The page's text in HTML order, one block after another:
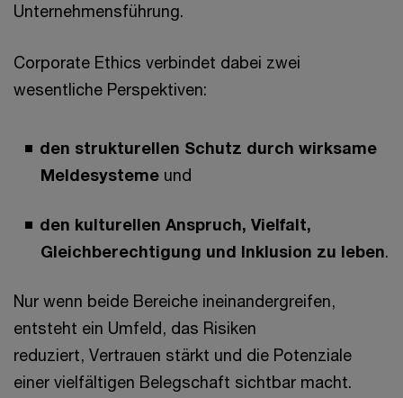
Unternehmensführung.
Corporate Ethics verbindet dabei zwei
wesentliche Perspektiven:
den strukturellen Schutz durch wirksame
Meldesysteme und
den kulturellen Anspruch, Vielfalt,
Gleichberechtigung und Inklusion zu leben.
Nur wenn beide Bereiche ineinandergreifen,
entsteht ein Umfeld, das Risiken
reduziert, Vertrauen stärkt und die Potenziale
einer vielfältigen Belegschaft sichtbar macht.